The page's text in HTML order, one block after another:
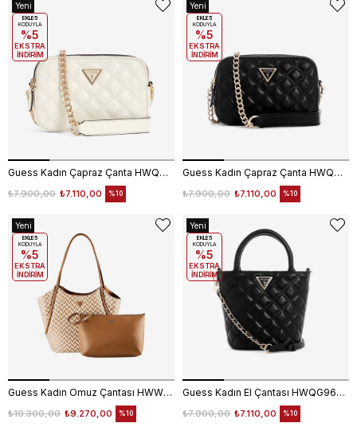
Guess Kadın Çapraz Çanta HWQG9673140
₺7.110,00
₺7.900,00 %10
Yeni
Ürün
EKLE5
KODUYLA
%5
EKSTRA
İNDİRİM
Guess Kadın Çapraz Çanta HWQG9673140
₺7.110,00
₺7.900,00 %10
Yeni
Ürün
EKLE5
KODUYLA
%5
EKSTRA
İNDİRİM
Guess Kadın Omuz Çantası HWWG7691230
₺9.270,00
₺10.300,00 %10
Yeni
Ürün
EKLE5
KODUYLA
%5
EKSTRA
İNDİRİM
Guess Kadın El Çantası HWQG9673760
₺7.110,00
₺7.900,00 %10
Yeni
Ürün
EKLE5
KODUYLA
%5
EKSTRA
İNDİRİM